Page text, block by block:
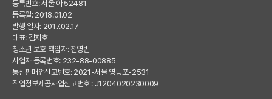
등록번호: 서울 아 52481
등록일: 2018.01.02
발행 일자: 2017.02.17
대표: 김지호
청소년 보호 책임자: 전영빈
사업자 등록번호: 232-88-00885
통신판매업신고번호: 2021-서울 영등포-2531
직업정보제공사업신고번호 : J1204020230009